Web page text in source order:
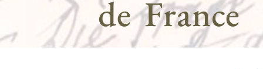
de France